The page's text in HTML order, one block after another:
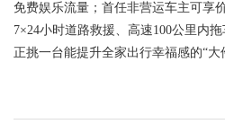
免费娱乐流量；首任非营运车主可享
7×24小时道路救援、高速100公里内
正挑一台能提升全家出行幸福感的“大